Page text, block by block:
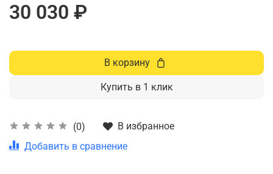
(0)
В избранное
Добавить в сравнение
30 030 ₽
В корзину
Купить в 1 клик